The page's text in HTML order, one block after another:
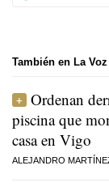
También en La Voz
Ordenan
piscina que
casa en Vigo
ALEJANDRO